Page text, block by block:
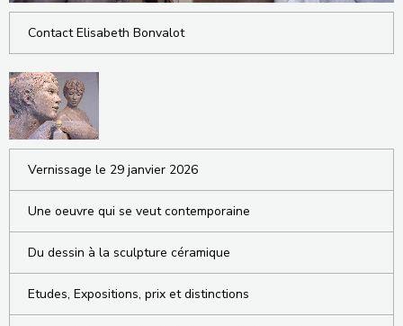
Contact Elisabeth Bonvalot
Vernissage le 29 janvier 2026
Une oeuvre qui se veut contemporaine
Du dessin à la sculpture céramique
Etudes, Expositions, prix et distinctions